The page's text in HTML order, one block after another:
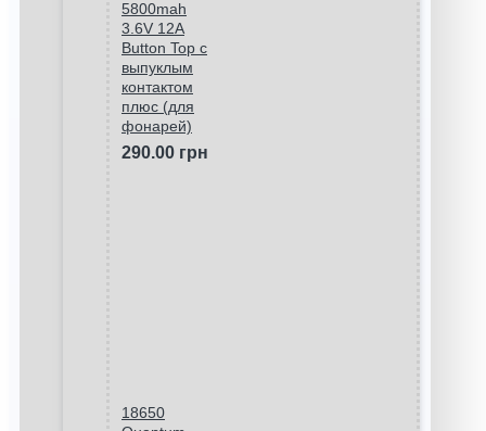
5800mah
3.6V 12A
Button Top с
выпуклым
контактом
плюс (для
фонарей)
290.00 грн
18650